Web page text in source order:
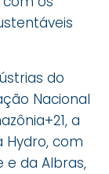
do
Nacional
a
Hydro, com
e da Albras,